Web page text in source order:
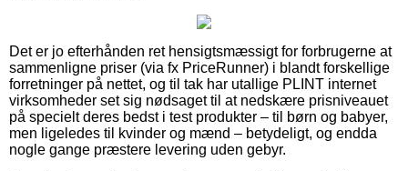
Det er jo efterhånden ret hensigtsmæssigt for forbrugerne at
sammenligne priser (via fx PriceRunner) i blandt forskellige
forretninger på nettet, og til tak har utallige PLINT internet
virksomheder set sig nødsaget til at nedskære prisniveauet
på specielt deres bedst i test produkter – til børn og babyer,
men ligeledes til kvinder og mænd – betydeligt, og endda
nogle gange præstere levering uden gebyr.